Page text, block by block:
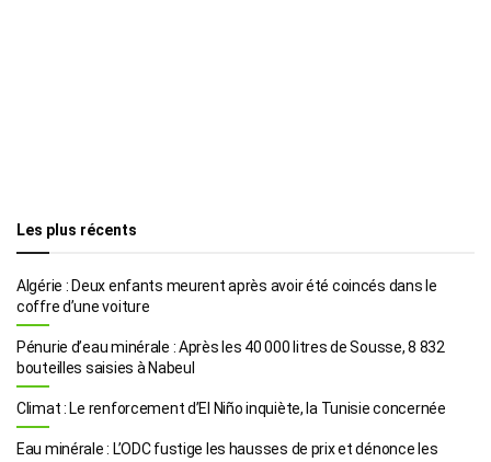
Les plus récents
Algérie : Deux enfants meurent après avoir été coincés dans le
coffre d’une voiture
Pénurie d’eau minérale : Après les 40 000 litres de Sousse, 8 832
bouteilles saisies à Nabeul
Climat : Le renforcement d’El Niño inquiète, la Tunisie concernée
Eau minérale : L’ODC fustige les hausses de prix et dénonce les